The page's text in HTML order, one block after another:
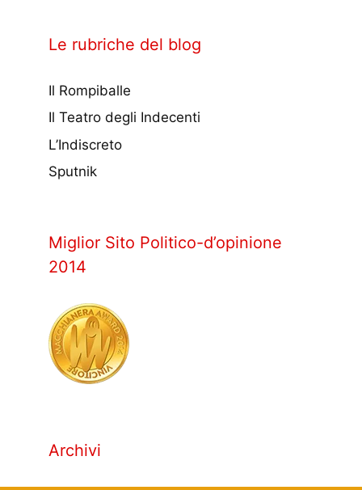
Le rubriche del blog
Il Rompiballe
Il Teatro degli Indecenti
L’Indiscreto
Sputnik
Miglior Sito Politico-d’opinione
2014
Archivi